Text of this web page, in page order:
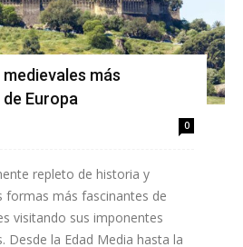
más
Europa
0
repleto de historia y
formas más fascinantes de
visitando sus imponentes
Desde la Edad Media hasta la